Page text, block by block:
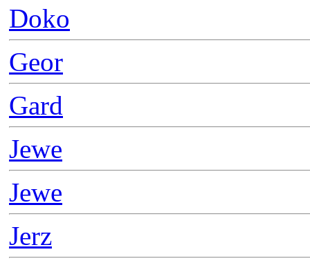
Doko
Geor
Gard
Jewe
Jewe
Jerz